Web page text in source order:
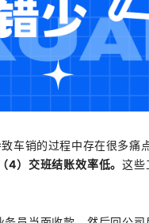
车销的过程中存在很多痛点
4）交班结账效率低。这些